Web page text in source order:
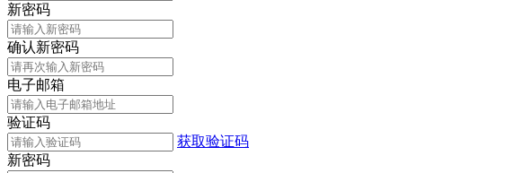
新密码
确认新密码
电子邮箱
验证码
获取验证码
新密码